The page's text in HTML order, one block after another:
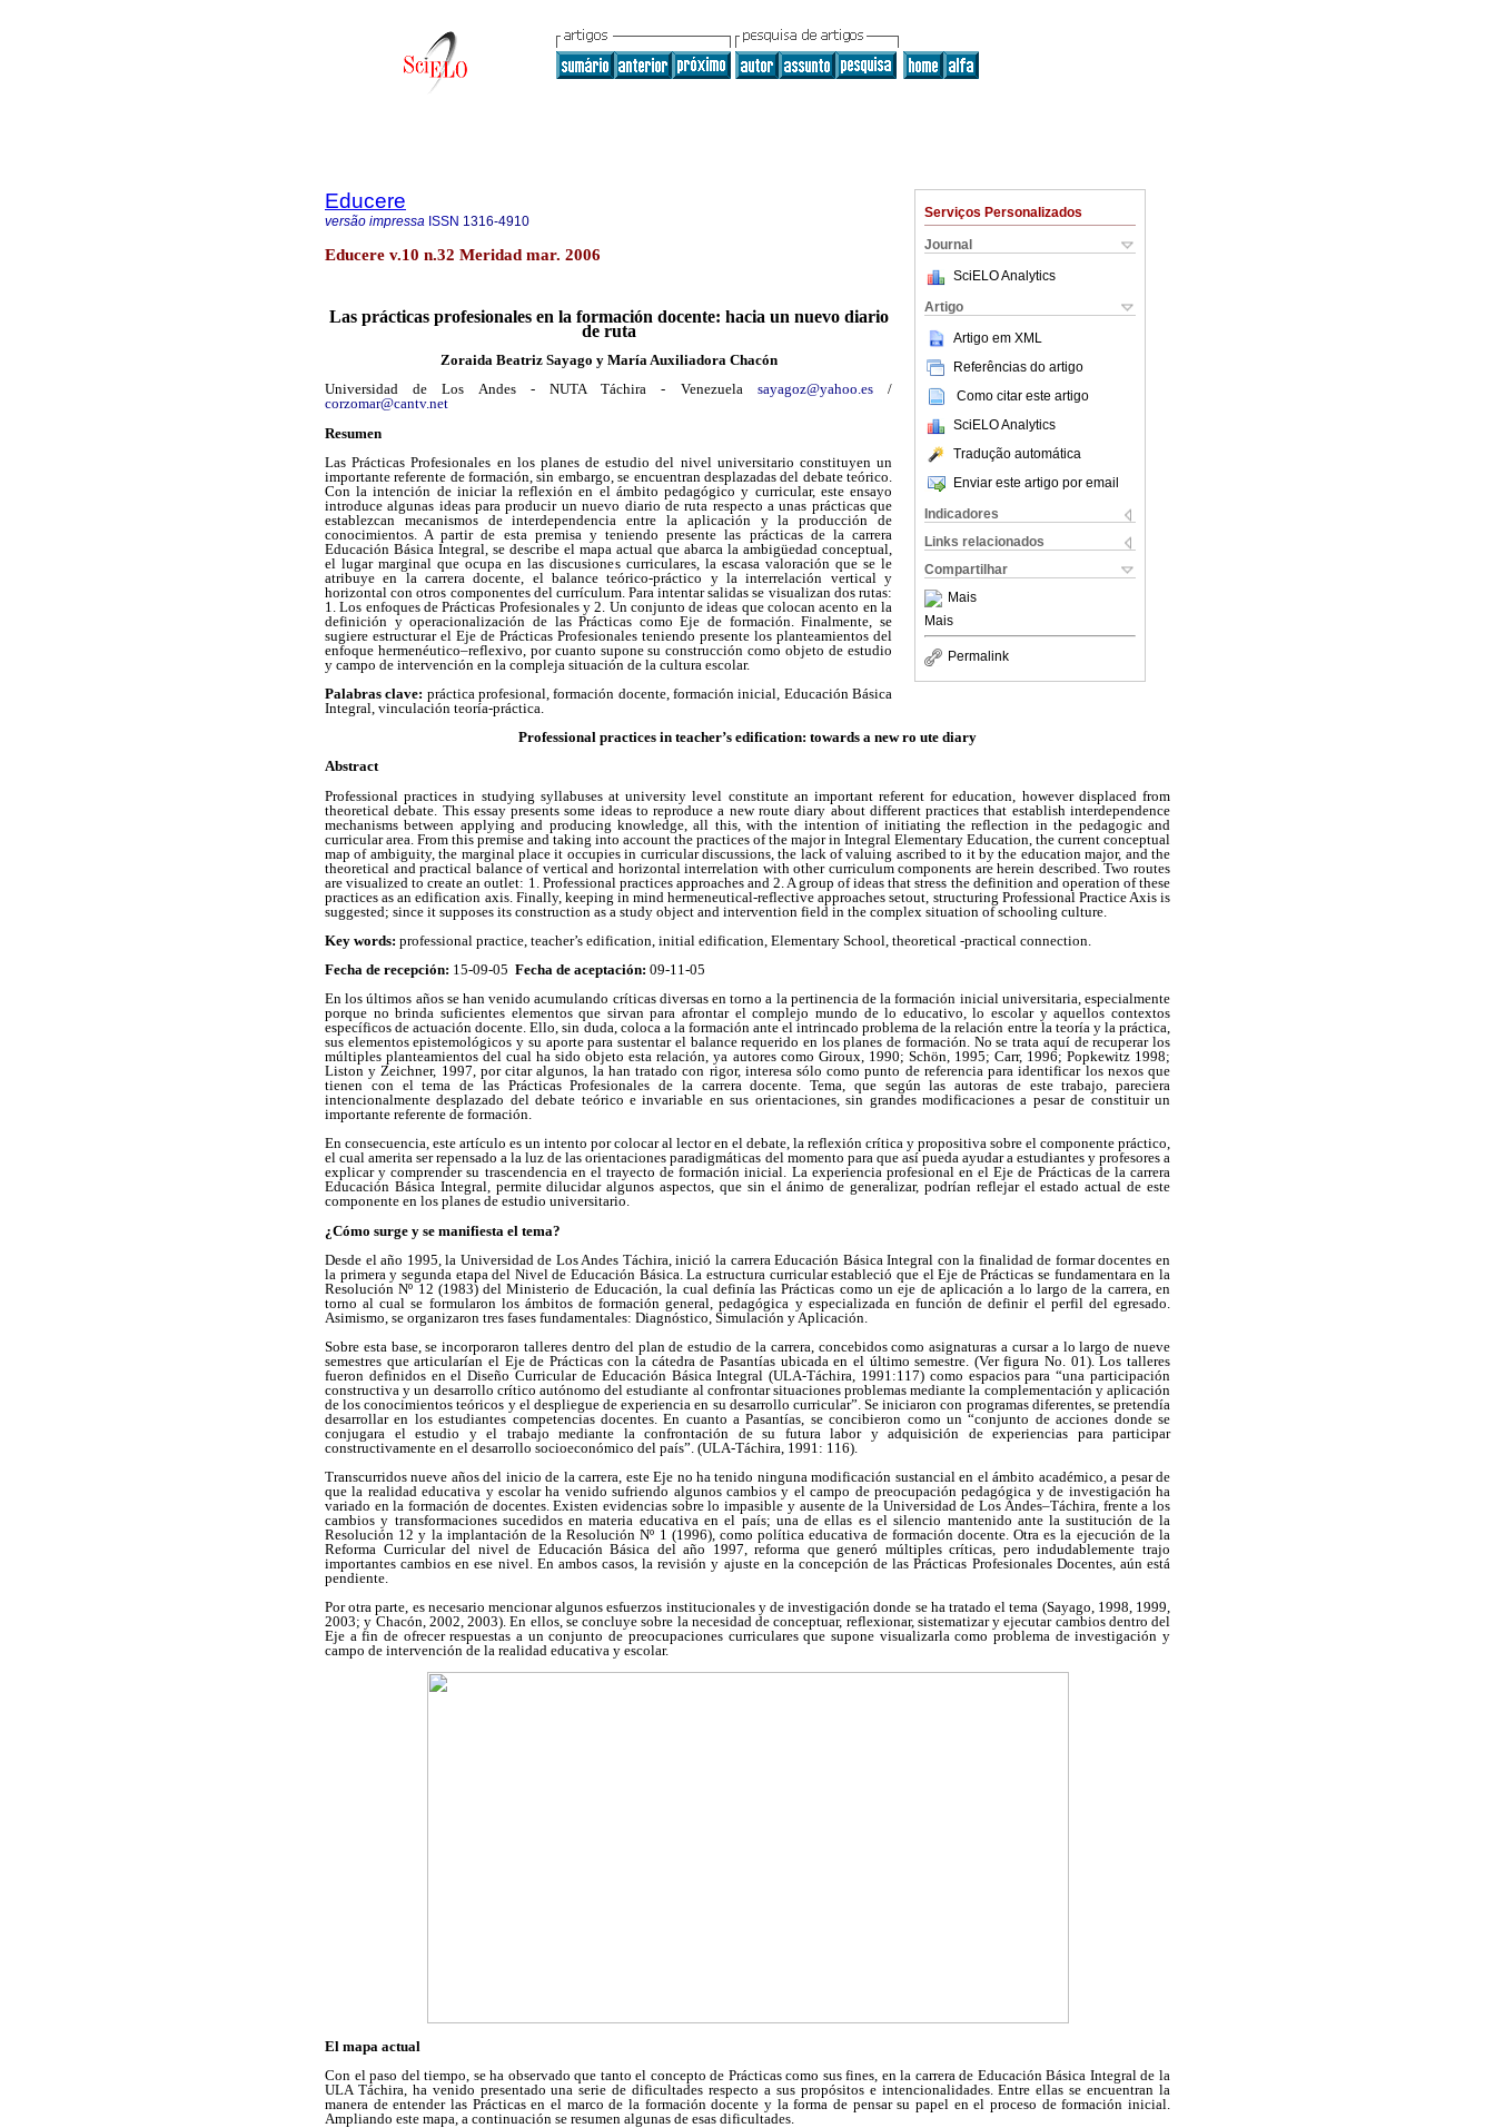
Serviços Personalizados
Journal
SciELO Analytics
Artigo
Artigo em XML
Referências do artigo
Como citar este artigo
SciELO Analytics
Tradução automática
Enviar este artigo por email
Indicadores
Links relacionados
Compartilhar
Mais
Mais
Permalink
Educere
versão impressa ISSN 1316-4910
Educere v.10 n.32 Meridad mar. 2006
Las prácticas profesionales en la formación docente: hacia un nuevo diario
de ruta
Zoraida Beatriz Sayago y María Auxiliadora Chacón
Universidad de Los Andes - NUTA Táchira - Venezuela sayagoz@yahoo.es/
corzomar@cantv.net
Resumen
Las Prácticas Profesionales en los planes de estudio del nivel universitario constituyen un
importante referente de formación, sin embargo, se encuentran desplazadas del debate teórico.
Con la intención de iniciar la reflexión en el ámbito pedagógico y curricular, este ensayo
introduce algunas ideas para producir un nuevo diario de ruta respecto a unas prácticas que
establezcan mecanismos de interdependencia entre la aplicación y la producción de
conocimientos. A partir de esta premisa y teniendo presente las prácticas de la carrera
Educación Básica Integral, se describe el mapa actual que abarca la ambigüedad conceptual,
el lugar marginal que ocupa en las discusiones curriculares, la escasa valoración que se le
atribuye en la carrera docente, el balance teórico-práctico y la interrelación vertical y
horizontal con otros componentes del currículum. Para intentar salidas se visualizan dos rutas:
1. Los enfoques de Prácticas Profesionales y 2. Un conjunto de ideas que colocan acento en la
definición y operacionalización de las Prácticas como Eje de formación. Finalmente, se
sugiere estructurar el Eje de Prácticas Profesionales teniendo presente los planteamientos del
enfoque hermenéutico–reflexivo, por cuanto supone su construcción como objeto de estudio
y campo de intervención en la compleja situación de la cultura escolar.
Palabras clave: práctica profesional, formación docente, formación inicial, Educación Básica
Integral, vinculación teoría-práctica.
Professional practices in teacher’s edification: towards a new ro ute diary
Abstract
Professional practices in studying syllabuses at university level constitute an important referent for education, however displaced from
theoretical debate. This essay presents some ideas to reproduce a new route diary about different practices that establish interdependence
mechanisms between applying and producing knowledge, all this, with the intention of initiating the reflection in the pedagogic and
curricular area. From this premise and taking into account the practices of the major in Integral Elementary Education, the current conceptual
map of ambiguity, the marginal place it occupies in curricular discussions, the lack of valuing ascribed to it by the education major, and the
theoretical and practical balance of vertical and horizontal interrelation with other curriculum components are herein described. Two routes
are visualized to create an outlet: 1. Professional practices approaches and 2. A group of ideas that stress the definition and operation of these
practices as an edification axis. Finally, keeping in mind hermeneutical-reflective approaches setout, structuring Professional Practice Axis is
suggested; since it supposes its construction as a study object and intervention field in the complex situation of schooling culture.
Key words: professional practice, teacher’s edification, initial edification, Elementary School, theoretical -practical connection.
Fecha de recepción: 15-09-05 Fecha de aceptación: 09-11-05
En los últimos años se han venido acumulando críticas diversas en torno a la pertinencia de la formación inicial universitaria, especialmente
porque no brinda suficientes elementos que sirvan para afrontar el complejo mundo de lo educativo, lo escolar y aquellos contextos
específicos de actuación docente. Ello, sin duda, coloca a la formación ante el intrincado problema de la relación entre la teoría y la práctica,
sus elementos epistemológicos y su aporte para sustentar el balance requerido en los planes de formación. No se trata aquí de recuperar los
múltiples planteamientos del cual ha sido objeto esta relación, ya autores como Giroux, 1990; Schön, 1995; Carr, 1996; Popkewitz 1998;
Liston y Zeichner, 1997, por citar algunos, la han tratado con rigor, interesa sólo como punto de referencia para identificar los nexos que
tienen con el tema de las Prácticas Profesionales de la carrera docente. Tema, que según las autoras de este trabajo, pareciera
intencionalmente desplazado del debate teórico e invariable en sus orientaciones, sin grandes modificaciones a pesar de constituir un
importante referente de formación.
En consecuencia, este artículo es un intento por colocar al lector en el debate, la reflexión crítica y propositiva sobre el componente práctico,
el cual amerita ser repensado a la luz de las orientaciones paradigmáticas del momento para que así pueda ayudar a estudiantes y profesores a
explicar y comprender su trascendencia en el trayecto de formación inicial. La experiencia profesional en el Eje de Prácticas de la carrera
Educación Básica Integral, permite dilucidar algunos aspectos, que sin el ánimo de generalizar, podrían reflejar el estado actual de este
componente en los planes de estudio universitario.
¿Cómo surge y se manifiesta el tema?
Desde el año 1995, la Universidad de Los Andes Táchira, inició la carrera Educación Básica Integral con la finalidad de formar docentes en
la primera y segunda etapa del Nivel de Educación Básica. La estructura curricular estableció que el Eje de Prácticas se fundamentara en la
Resolución Nº 12 (1983) del Ministerio de Educación, la cual definía las Prácticas como un eje de aplicación a lo largo de la carrera, en
torno al cual se formularon los ámbitos de formación general, pedagógica y especializada en función de definir el perfil del egresado.
Asimismo, se organizaron tres fases fundamentales: Diagnóstico, Simulación y Aplicación.
Sobre esta base, se incorporaron talleres dentro del plan de estudio de la carrera, concebidos como asignaturas a cursar a lo largo de nueve
semestres que articularían el Eje de Prácticas con la cátedra de Pasantías ubicada en el último semestre. (Ver figura No. 01). Los talleres
fueron definidos en el Diseño Curricular de Educación Básica Integral (ULA-Táchira, 1991:117) como espacios para “una participación
constructiva y un desarrollo crítico autónomo del estudiante al confrontar situaciones problemas mediante la complementación y aplicación
de los conocimientos teóricos y el despliegue de experiencia en su desarrollo curricular”. Se iniciaron con programas diferentes, se pretendía
desarrollar en los estudiantes competencias docentes. En cuanto a Pasantías, se concibieron como un “conjunto de acciones donde se
conjugara el estudio y el trabajo mediante la confrontación de su futura labor y adquisición de experiencias para participar
constructivamente en el desarrollo socioeconómico del país”. (ULA-Táchira, 1991: 116).
Transcurridos nueve años del inicio de la carrera, este Eje no ha tenido ninguna modificación sustancial en el ámbito académico, a pesar de
que la realidad educativa y escolar ha venido sufriendo algunos cambios y el campo de preocupación pedagógica y de investigación ha
variado en la formación de docentes. Existen evidencias sobre lo impasible y ausente de la Universidad de Los Andes–Táchira, frente a los
cambios y transformaciones sucedidos en materia educativa en el país; una de ellas es el silencio mantenido ante la sustitución de la
Resolución 12 y la implantación de la Resolución Nº 1 (1996), como política educativa de formación docente. Otra es la ejecución de la
Reforma Curricular del nivel de Educación Básica del año 1997, reforma que generó múltiples críticas, pero indudablemente trajo
importantes cambios en ese nivel. En ambos casos, la revisión y ajuste en la concepción de las Prácticas Profesionales Docentes, aún está
pendiente.
Por otra parte, es necesario mencionar algunos esfuerzos institucionales y de investigación donde se ha tratado el tema (Sayago, 1998, 1999,
2003; y Chacón, 2002, 2003). En ellos, se concluye sobre la necesidad de conceptuar, reflexionar, sistematizar y ejecutar cambios dentro del
Eje a fin de ofrecer respuestas a un conjunto de preocupaciones curriculares que supone visualizarla como problema de investigación y
campo de intervención de la realidad educativa y escolar.
El mapa actual
Con el paso del tiempo, se ha observado que tanto el concepto de Prácticas como sus fines, en la carrera de Educación Básica Integral de la
ULA Táchira, ha venido presentado una serie de dificultades respecto a sus propósitos e intencionalidades. Entre ellas se encuentran la
manera de entender las Prácticas en el marco de la formación docente y la forma de pensar su papel en el proceso de formación inicial.
Ampliando este mapa, a continuación se resumen algunas de esas dificultades.